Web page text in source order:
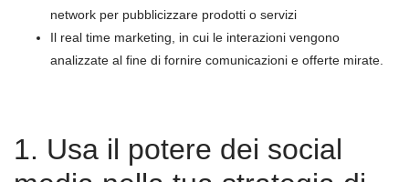
network per pubblicizzare prodotti o servizi
Il real time marketing, in cui le interazioni vengono
analizzate al fine di fornire comunicazioni e offerte mirate.
1. Usa il potere dei social